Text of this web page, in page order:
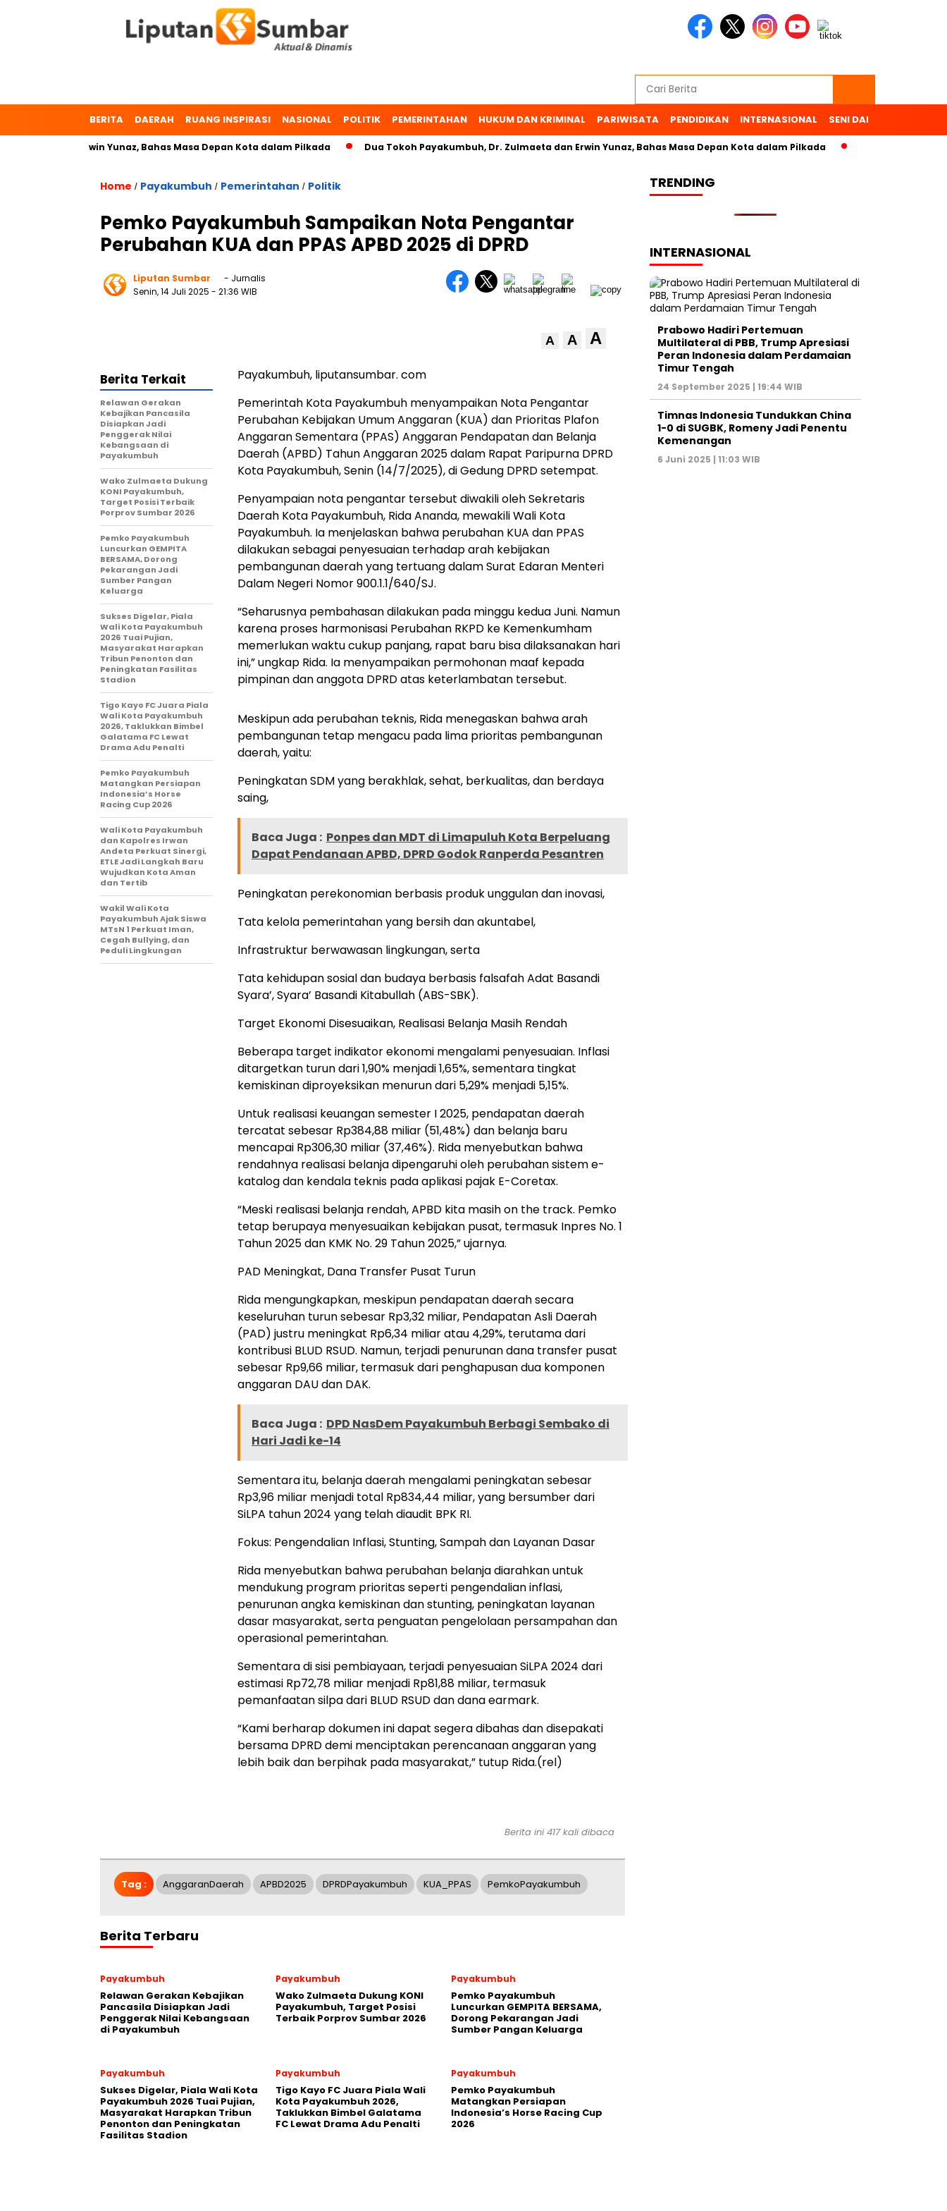
BERITA DAERAH RUANG INSPIRASI NASIONAL POLITIK PEMERINTAHAN HUKUM DAN KRIMINAL PARIWISATA PENDIDIKAN INTERNASIONAL SENI DAN BUDAYA
dan Erwin Yunaz, Bahas Masa Depan Kota dalam Pilkada Dua Tokoh Payakumbuh, Dr. Zulmaeta dan Erwin Yunaz, Bahas Masa Depan Kota dalam Pilkada
Home / Payakumbuh / Pemerintahan / Politik
Pemko Payakumbuh Sampaikan Nota Pengantar
Perubahan KUA dan PPAS APBD 2025 di DPRD
Liputan Sumbar
- Jurnalis
Senin, 14 Juli 2025 - 21:36 WIB
A A A
Payakumbuh, liputansumbar. com
Pemerintah Kota Payakumbuh menyampaikan Nota Pengantar
Perubahan Kebijakan Umum Anggaran (KUA) dan Prioritas Plafon
Anggaran Sementara (PPAS) Anggaran Pendapatan dan Belanja
Daerah (APBD) Tahun Anggaran 2025 dalam Rapat Paripurna DPRD
Kota Payakumbuh, Senin (14/7/2025), di Gedung DPRD setempat.
Penyampaian nota pengantar tersebut diwakili oleh Sekretaris
Daerah Kota Payakumbuh, Rida Ananda, mewakili Wali Kota
Payakumbuh. Ia menjelaskan bahwa perubahan KUA dan PPAS
dilakukan sebagai penyesuaian terhadap arah kebijakan
pembangunan daerah yang tertuang dalam Surat Edaran Menteri
Dalam Negeri Nomor 900.1.1/640/SJ.
“Seharusnya pembahasan dilakukan pada minggu kedua Juni. Namun
karena proses harmonisasi Perubahan RKPD ke Kemenkumham
memerlukan waktu cukup panjang, rapat baru bisa dilaksanakan hari
ini,” ungkap Rida. Ia menyampaikan permohonan maaf kepada
pimpinan dan anggota DPRD atas keterlambatan tersebut.
Meskipun ada perubahan teknis, Rida menegaskan bahwa arah
pembangunan tetap mengacu pada lima prioritas pembangunan
daerah, yaitu:
Peningkatan SDM yang berakhlak, sehat, berkualitas, dan berdaya
saing,
Baca Juga : Ponpes dan MDT di Limapuluh Kota Berpeluang
Dapat Pendanaan APBD, DPRD Godok Ranperda Pesantren
Peningkatan perekonomian berbasis produk unggulan dan inovasi,
Tata kelola pemerintahan yang bersih dan akuntabel,
Infrastruktur berwawasan lingkungan, serta
Tata kehidupan sosial dan budaya berbasis falsafah Adat Basandi
Syara’, Syara’ Basandi Kitabullah (ABS-SBK).
Target Ekonomi Disesuaikan, Realisasi Belanja Masih Rendah
Beberapa target indikator ekonomi mengalami penyesuaian. Inflasi
ditargetkan turun dari 1,90% menjadi 1,65%, sementara tingkat
kemiskinan diproyeksikan menurun dari 5,29% menjadi 5,15%.
Untuk realisasi keuangan semester I 2025, pendapatan daerah
tercatat sebesar Rp384,88 miliar (51,48%) dan belanja baru
mencapai Rp306,30 miliar (37,46%). Rida menyebutkan bahwa
rendahnya realisasi belanja dipengaruhi oleh perubahan sistem e-
katalog dan kendala teknis pada aplikasi pajak E-Coretax.
“Meski realisasi belanja rendah, APBD kita masih on the track. Pemko
tetap berupaya menyesuaikan kebijakan pusat, termasuk Inpres No. 1
Tahun 2025 dan KMK No. 29 Tahun 2025,” ujarnya.
PAD Meningkat, Dana Transfer Pusat Turun
Rida mengungkapkan, meskipun pendapatan daerah secara
keseluruhan turun sebesar Rp3,32 miliar, Pendapatan Asli Daerah
(PAD) justru meningkat Rp6,34 miliar atau 4,29%, terutama dari
kontribusi BLUD RSUD. Namun, terjadi penurunan dana transfer pusat
sebesar Rp9,66 miliar, termasuk dari penghapusan dua komponen
anggaran DAU dan DAK.
Baca Juga : DPD NasDem Payakumbuh Berbagi Sembako di
Hari Jadi ke-14
Sementara itu, belanja daerah mengalami peningkatan sebesar
Rp3,96 miliar menjadi total Rp834,44 miliar, yang bersumber dari
SiLPA tahun 2024 yang telah diaudit BPK RI.
Fokus: Pengendalian Inflasi, Stunting, Sampah dan Layanan Dasar
Rida menyebutkan bahwa perubahan belanja diarahkan untuk
mendukung program prioritas seperti pengendalian inflasi,
penurunan angka kemiskinan dan stunting, peningkatan layanan
dasar masyarakat, serta penguatan pengelolaan persampahan dan
operasional pemerintahan.
Sementara di sisi pembiayaan, terjadi penyesuaian SiLPA 2024 dari
estimasi Rp72,78 miliar menjadi Rp81,88 miliar, termasuk
pemanfaatan silpa dari BLUD RSUD dan dana earmark.
“Kami berharap dokumen ini dapat segera dibahas dan disepakati
bersama DPRD demi menciptakan perencanaan anggaran yang
lebih baik dan berpihak pada masyarakat,” tutup Rida.(rel)
Berita Terkait
Relawan Gerakan
Kebajikan Pancasila
Disiapkan Jadi
Penggerak Nilai
Kebangsaan di
Payakumbuh
Wako Zulmaeta Dukung
KONI Payakumbuh,
Target Posisi Terbaik
Porprov Sumbar 2026
Pemko Payakumbuh
Luncurkan GEMPITA
BERSAMA, Dorong
Pekarangan Jadi
Sumber Pangan
Keluarga
Sukses Digelar, Piala
Wali Kota Payakumbuh
2026 Tuai Pujian,
Masyarakat Harapkan
Tribun Penonton dan
Peningkatan Fasilitas
Stadion
Tigo Kayo FC Juara Piala
Wali Kota Payakumbuh
2026, Taklukkan Bimbel
Galatama FC Lewat
Drama Adu Penalti
Pemko Payakumbuh
Matangkan Persiapan
Indonesia’s Horse
Racing Cup 2026
Wali Kota Payakumbuh
dan Kapolres Irwan
Andeta Perkuat Sinergi,
ETLE Jadi Langkah Baru
Wujudkan Kota Aman
dan Tertib
Wakil Wali Kota
Payakumbuh Ajak Siswa
MTsN 1 Perkuat Iman,
Cegah Bullying, dan
Peduli Lingkungan
Berita ini 417 kali dibaca
Tag : AnggaranDaerah APBD2025 DPRDPayakumbuh KUA_PPAS PemkoPayakumbuh
Berita Terbaru
Payakumbuh
Relawan Gerakan Kebajikan
Pancasila Disiapkan Jadi
Penggerak Nilai Kebangsaan
di Payakumbuh
Payakumbuh
Wako Zulmaeta Dukung KONI
Payakumbuh, Target Posisi
Terbaik Porprov Sumbar 2026
Payakumbuh
Pemko Payakumbuh
Luncurkan GEMPITA BERSAMA,
Dorong Pekarangan Jadi
Sumber Pangan Keluarga
Payakumbuh
Sukses Digelar, Piala Wali Kota
Payakumbuh 2026 Tuai Pujian,
Masyarakat Harapkan Tribun
Penonton dan Peningkatan
Fasilitas Stadion
Payakumbuh
Tigo Kayo FC Juara Piala Wali
Kota Payakumbuh 2026,
Taklukkan Bimbel Galatama
FC Lewat Drama Adu Penalti
Payakumbuh
Pemko Payakumbuh
Matangkan Persiapan
Indonesia’s Horse Racing Cup
2026
TRENDING
INTERNASIONAL
Prabowo Hadiri Pertemuan
Multilateral di PBB, Trump Apresiasi
Peran Indonesia dalam Perdamaian
Timur Tengah
24 September 2025 | 19:44 WIB
Timnas Indonesia Tundukkan China
1-0 di SUGBK, Romeny Jadi Penentu
Kemenangan
6 Juni 2025 | 11:03 WIB